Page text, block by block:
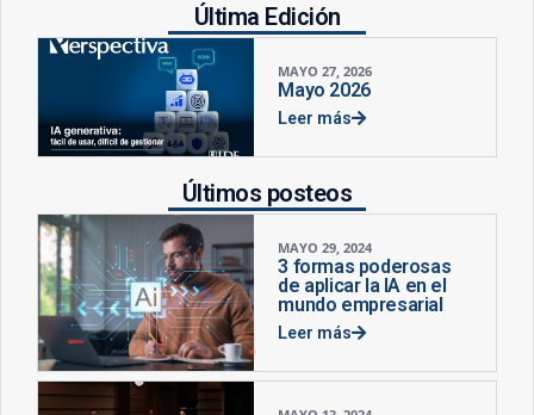
Última Edición
MAYO 27, 2026
Mayo 2026
Leer más
Últimos posteos
MAYO 29, 2024
3 formas poderosas
de aplicar la IA en el
mundo empresarial
Leer más